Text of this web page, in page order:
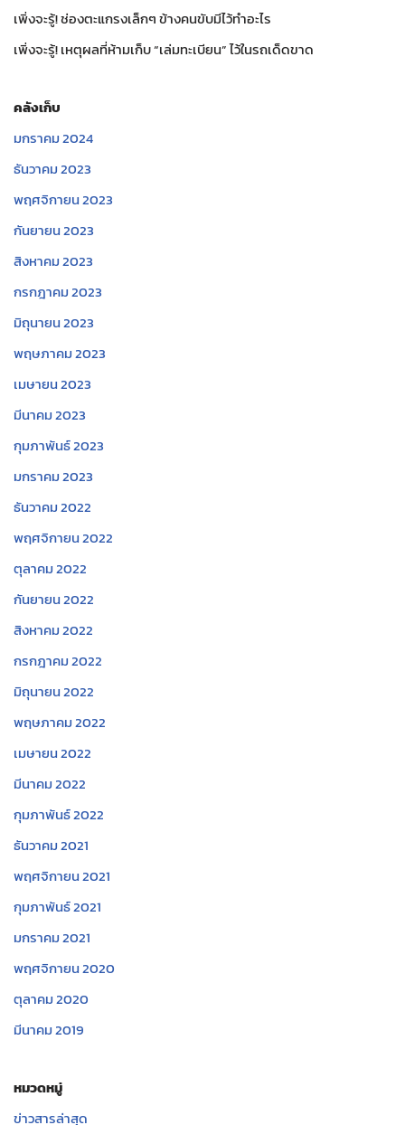
เพิ่งจะรู้! ช่องตะแกรงเล็กๆ ข้างคนขับมีไว้ทำอะไร
เพิ่งจะรู้! เหตุผลที่ห้ามเก็บ “เล่มทะเบียน” ไว้ในรถเด็ดขาด
คลังเก็บ
มกราคม 2024
ธันวาคม 2023
พฤศจิกายน 2023
กันยายน 2023
สิงหาคม 2023
กรกฎาคม 2023
มิถุนายน 2023
พฤษภาคม 2023
เมษายน 2023
มีนาคม 2023
กุมภาพันธ์ 2023
มกราคม 2023
ธันวาคม 2022
พฤศจิกายน 2022
ตุลาคม 2022
กันยายน 2022
สิงหาคม 2022
กรกฎาคม 2022
มิถุนายน 2022
พฤษภาคม 2022
เมษายน 2022
มีนาคม 2022
กุมภาพันธ์ 2022
ธันวาคม 2021
พฤศจิกายน 2021
กุมภาพันธ์ 2021
มกราคม 2021
พฤศจิกายน 2020
ตุลาคม 2020
มีนาคม 2019
หมวดหมู่
ข่าวสารล่าสุด